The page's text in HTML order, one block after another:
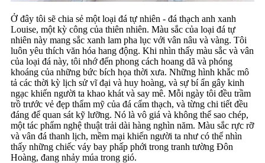
Ở đây tôi sẽ chia sẻ một loại đá tự nhiên - đá thạch anh xanh
Louise, một kỳ công của thiên nhiên. Màu sắc của loại đá tự
nhiên này mang sắc xanh lam pha lục với vân nâu và vàng. Tôi
luôn yêu thích văn hóa hang động. Khi nhìn thấy màu sắc và vân
của loại đá này, tôi nhớ đến phong cách hoang dã và phóng
khoáng của những bức bích họa thời xưa. Những hình khắc mô
tả các thời kỳ lịch sử vĩ đại và huy hoàng, và sự bí ẩn gây kinh
ngạc khiến người ta khao khát và say mê. Mỗi ngày tôi đều trầm
trồ trước vẻ đẹp thẩm mỹ của đá cẩm thạch, và từng chi tiết đều
đáng để quan sát kỹ lưỡng. Nó là vô giá và không thể sao chép,
một tác phẩm nghệ thuật trải dài hàng nghìn năm. Màu sắc rực rỡ
và vân đá thanh lịch, mềm mại khiến người ta như có thể nhìn
thấy những chiếc váy bay phấp phới trong tranh tường Đôn
Hoàng, đang nhảy múa trong gió.